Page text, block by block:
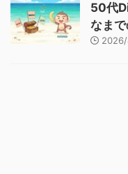
50代
なま